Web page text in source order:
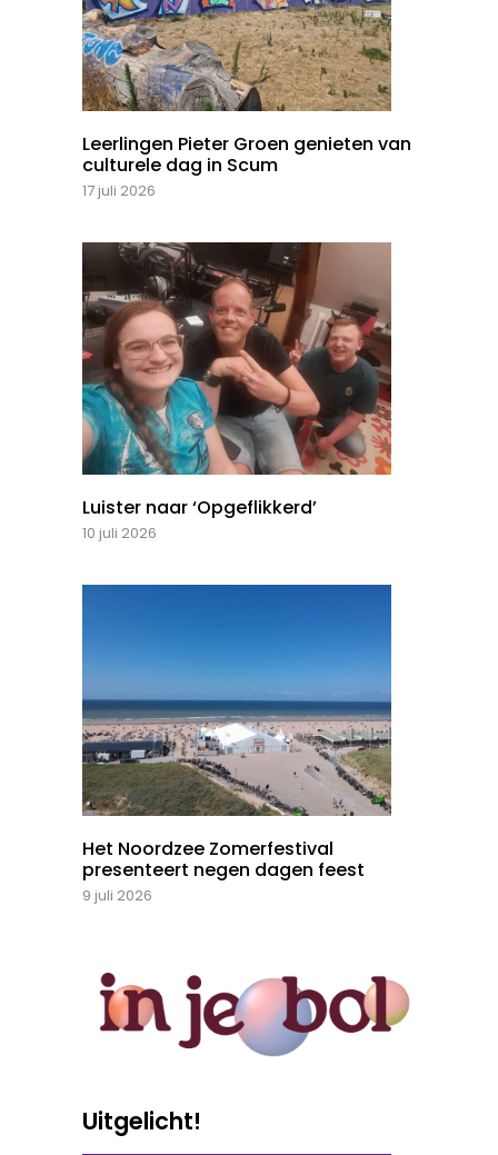
Leerlingen Pieter Groen genieten van
culturele dag in Scum
17 juli 2026
Luister naar ‘Opgeflikkerd’
10 juli 2026
Het Noordzee Zomerfestival
presenteert negen dagen feest
9 juli 2026
Uitgelicht!